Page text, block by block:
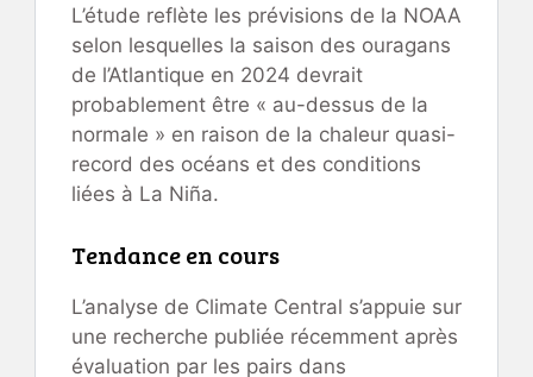
L’étude reflète les prévisions de la NOAA
selon lesquelles la saison des ouragans
de l’Atlantique en 2024 devrait
probablement être « au-dessus de la
normale » en raison de la chaleur quasi-
record des océans et des conditions
liées à La Niña.
Tendance en cours
L’analyse de Climate Central s’appuie sur
une recherche publiée récemment après
évaluation par les pairs dans